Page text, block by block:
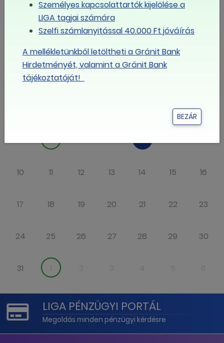
Eseménynaptár
augusztus
2026
Hé Ke Sze
1 2
3 4 5 6 7 8 9
10 11 12 13 14 15 16
17 18 19 20 21 22 23
24 25 26 27 28 29 30
31
LIGA PÉNZÜGYI PORTÁL
Megoldás minden pénzügyi kérdésre
Személyes kapcsolattartók kijelölése a
LIGA tagjai számára
Szelfi számlanyitással 40.000 Ft jóváírás
A mellékletünkből letöltheti a Gránit Bank
Hirdetményét, valamint a Gránit Bank
tájékoztatóját!
BEZÁR